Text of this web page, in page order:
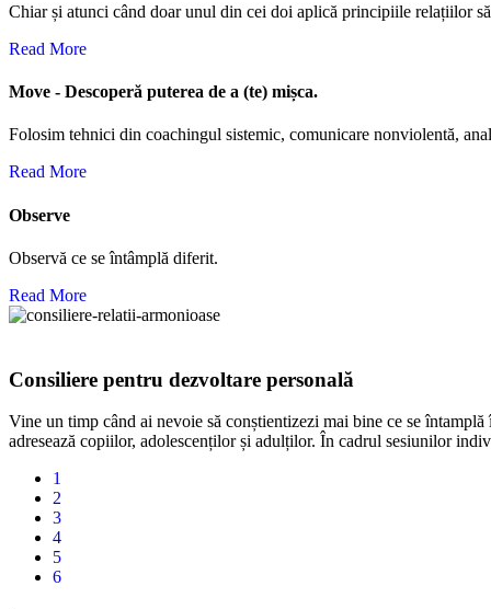
Chiar și atunci când doar unul din cei doi aplică principiile relațiilor
Read More
Move - Descoperă puterea de a (te) mișca.
Folosim tehnici din coachingul sistemic, comunicare nonviolentă,
Read More
Observe
Observă ce se întâmplă diferit.
Read More
Consiliere pentru dezvoltare personală
Vine un timp când ai nevoie să conștientizezi mai bine ce se
adresează copiilor, adolescenților și adulților. În cadrul sesiunilor
1
2
3
4
5
6